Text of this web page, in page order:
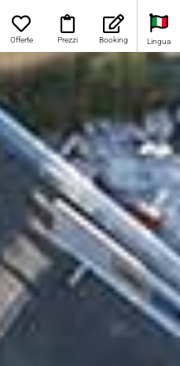
Offerte Prezzi Booking Lingua